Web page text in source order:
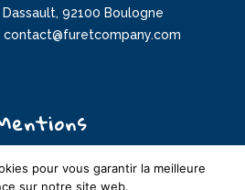
92100 Boulogne
contact@furetcompany.com
de confidentialité
pour vous garantir la meilleure
sur notre site web.